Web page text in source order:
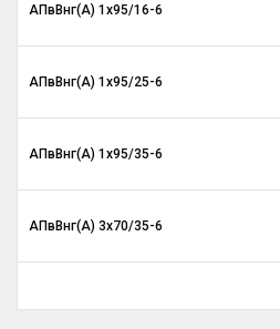
АПвВнг(A) 1х95/16-6
АПвВнг(A) 1х95/25-6
АПвВнг(A) 1х95/35-6
АПвВнг(A) 3х70/35-6